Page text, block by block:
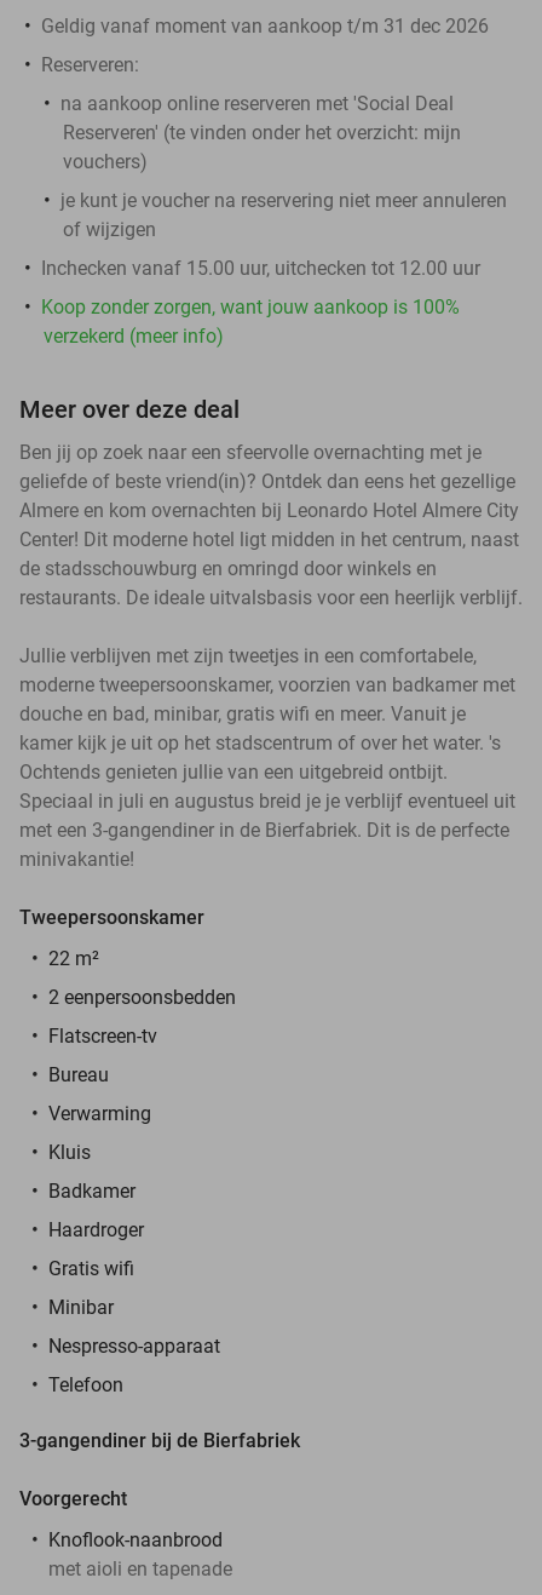
Geldig vanaf moment van aankoop t/m 31 dec 2026
Reserveren:
na aankoop online reserveren met 'Social Deal
Reserveren' (te vinden onder het overzicht: mijn
vouchers)
je kunt je voucher na reservering niet meer annuleren
of wijzigen
Inchecken vanaf 15.00 uur, uitchecken tot 12.00 uur
Koop zonder zorgen, want jouw aankoop is 100%
verzekerd (meer info)
Meer over deze deal
Ben jij op zoek naar een sfeervolle overnachting met je
geliefde of beste vriend(in)? Ontdek dan eens het gezellige
Almere en kom overnachten bij Leonardo Hotel Almere City
Center! Dit moderne hotel ligt midden in het centrum, naast
de stadsschouwburg en omringd door winkels en
restaurants. De ideale uitvalsbasis voor een heerlijk verblijf.
Jullie verblijven met zijn tweetjes in een comfortabele,
moderne tweepersoonskamer, voorzien van badkamer met
douche en bad, minibar, gratis wifi en meer. Vanuit je
kamer kijk je uit op het stadscentrum of over het water. 's
Ochtends genieten jullie van een uitgebreid ontbijt.
Speciaal in juli en augustus breid je je verblijf eventueel uit
met een 3-gangendiner in de Bierfabriek. Dit is de perfecte
minivakantie!
Tweepersoonskamer
22 m²
2 eenpersoonsbedden
Flatscreen-tv
Bureau
Verwarming
Kluis
Badkamer
Haardroger
Gratis wifi
Minibar
Nespresso-apparaat
Telefoon
3-gangendiner bij de Bierfabriek
Voorgerecht
Knoflook-naanbrood
met aioli en tapenade